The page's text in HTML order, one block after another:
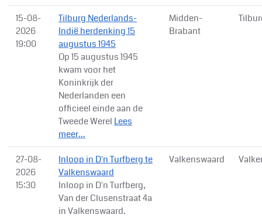
15-08-
2026
19:00
Tilburg Nederlands-
Indië herdenking 15
augustus 1945
Op 15 augustus 1945
kwam voor het
Koninkrijk der
Nederlanden een
officieel einde aan de
Tweede Werel Lees
meer...
Midden-
Brabant
27-08-
2026
15:30
Inloop in D'n Turfberg te
Valkenswaard
Inloop in D'n Turfberg,
Van der Clusenstraat 4a
in Valkenswaard.
Valkenswaard